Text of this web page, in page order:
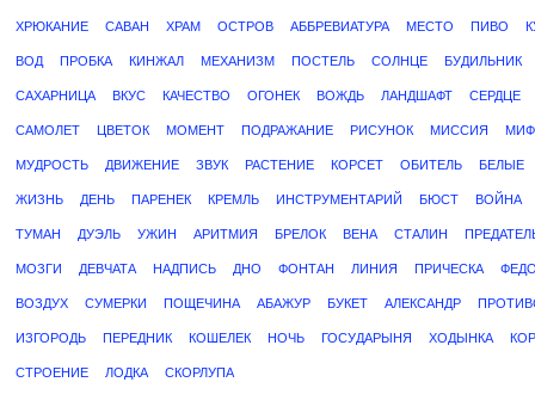
ХРЮКАНИЕ САВАН ХРАМ ОСТРОВ АББРЕВИАТУРА МЕСТО ПИВО
ВОД ПРОБКА КИНЖАЛ МЕХАНИЗМ ПОСТЕЛЬ СОЛНЦЕ БУДИЛЬНИК
САХАРНИЦА ВКУС КАЧЕСТВО ОГОНЕК ВОЖДЬ ЛАНДШАФТ СЕРДЦЕ
САМОЛЕТ ЦВЕТОК МОМЕНТ ПОДРАЖАНИЕ РИСУНОК МИССИЯ МИФ
МУДРОСТЬ ДВИЖЕНИЕ ЗВУК РАСТЕНИЕ КОРСЕТ ОБИТЕЛЬ БЕЛЫЕ
ЖИЗНЬ ДЕНЬ ПАРЕНЕК КРЕМЛЬ ИНСТРУМЕНТАРИЙ БЮСТ ВОЙНА
ТУМАН ДУЭЛЬ УЖИН АРИТМИЯ БРЕЛОК ВЕНА СТАЛИН
МОЗГИ ДЕВЧАТА НАДПИСЬ ДНО ФОНТАН ЛИНИЯ ПРИЧЕСКА
ВОЗДУХ СУМЕРКИ ПОЩЕЧИНА АБАЖУР БУКЕТ АЛЕКСАНДР
ИЗГОРОДЬ ПЕРЕДНИК КОШЕЛЕК НОЧЬ ГОСУДАРЫНЯ ХОДЫНКА
СТРОЕНИЕ ЛОДКА СКОРЛУПА